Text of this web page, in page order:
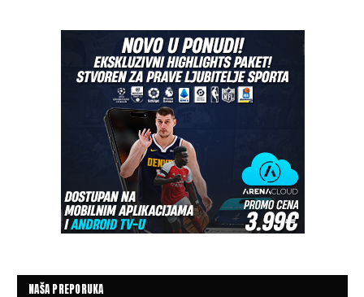
NAŠA PREPORUKA